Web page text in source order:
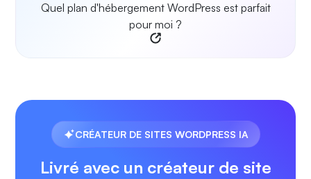
Quel plan d'hébergement WordPress est parfait
pour moi ?
CRÉATEUR DE SITES WORDPRESS IA
Livré avec un créateur de site